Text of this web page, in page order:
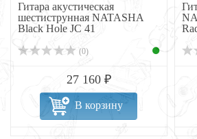
Гитара акустическая
шестиструнная NATASHA
Black Hole JC 41
(0)
27 160 ₽
В корзину